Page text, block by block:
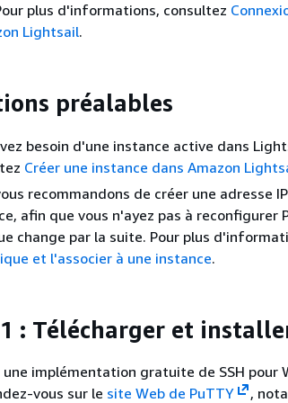
plus d'informations, consultez
Lightsail.
préalables
besoin d'une instance active dans
Créer une instance dans Amazon
recommandons de créer une adresse
afin que vous n'ayez pas à reconfigurer
change par la suite. Pour plus
et l'associer à une instance.
: Télécharger et
implémentation gratuite de SSH pour
vous sur le site Web de PuTTY
,